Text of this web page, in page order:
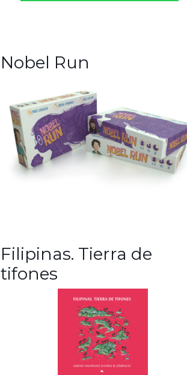
Nobel Run
Filipinas. Tierra de
tifones